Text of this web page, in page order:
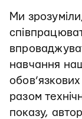
Ми
навчання
разом
показу,